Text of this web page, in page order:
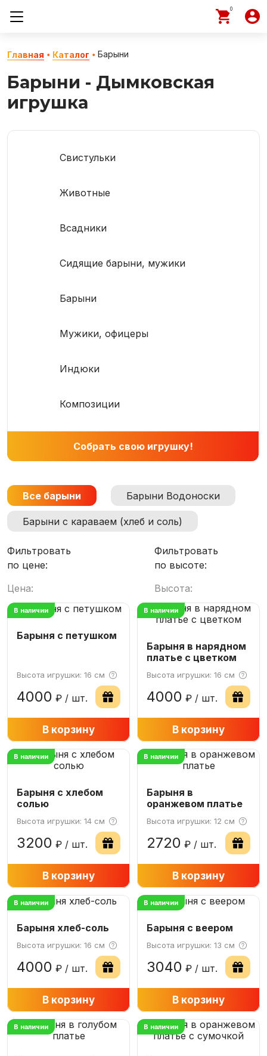
0
Главная Каталог Барыни
Барыни - Дымковская
игрушка
Свистульки
Животные
Всадники
Сидящие барыни, мужики
Барыни
Мужики, офицеры
Индюки
Композиции
Собрать свою игрушку!
Все барыни Барыни Водоноски
Барыни с караваем (хлеб и соль)
Фильтровать
по цене:
Цена:
Фильтровать
по высоте:
Высота:
В наличии
Барыня с петушком
Высота игрушки: 16 см
4000 ₽ / шт.
+
В корзину
В наличии
Барыня в нарядном
платье с цветком
Высота игрушки: 16 см
4000 ₽ / шт.
+
В корзину
В наличии
Барыня с хлебом
солью
Высота игрушки: 14 см
3200 ₽ / шт.
+
В корзину
В наличии
Барыня в
оранжевом платье
Высота игрушки: 12 см
2720 ₽ / шт.
+
В корзину
В наличии
Барыня хлеб-соль
Высота игрушки: 16 см
4000 ₽ / шт.
+
В корзину
В наличии
Барыня с веером
Высота игрушки: 13 см
3040 ₽ / шт.
+
В корзину
В наличии В наличии